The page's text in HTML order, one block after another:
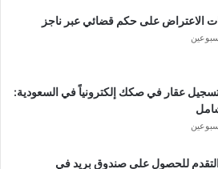
الاعتراض على حكم قضائي عبر ناجز
عقار في صكك إلكترونياً في السعودية:
للحصول على صندوق بريد في